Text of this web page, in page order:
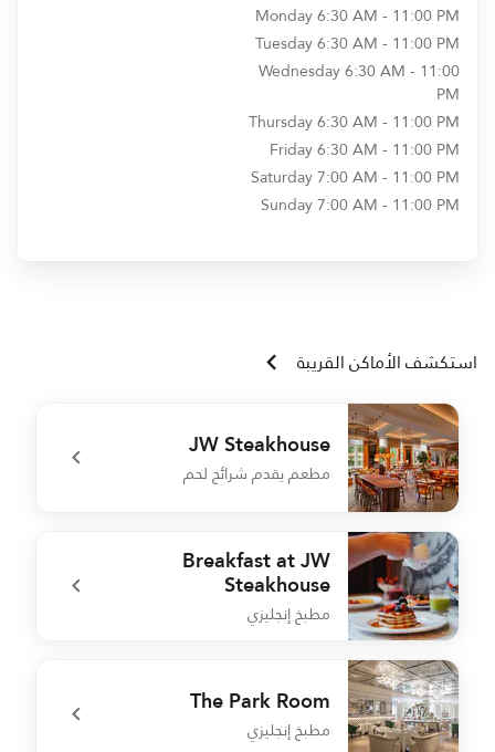
Monday6:30 AM - 11:00 PM
Tuesday6:30 AM - 11:00 PM
Wednesday6:30 AM - 11:00
PM
Thursday6:30 AM - 11:00 PM
Friday6:30 AM - 11:00 PM
Saturday7:00 AM - 11:00 PM
Sunday7:00 AM - 11:00 PM
استكشف الأماكن القريبة
JW Steakhouse
مطعم يقدم شرائح لحم
undefined JW Steakhouse
Breakfast at JW
Steakhouse
مطبخ إنجليزي
undefined Breakfast at JW Steakhouse
The Park Room
مطبخ إنجليزي